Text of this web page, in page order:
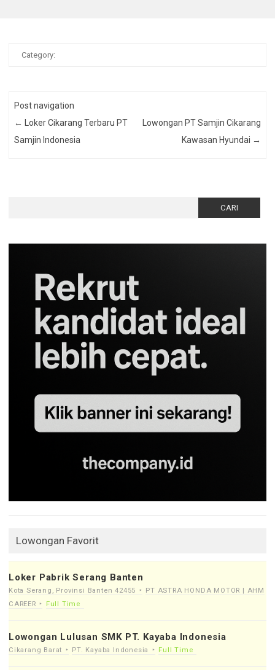
Category:
Post navigation
←
Loker Cikarang Terbaru PT
Samjin Indonesia
Lowongan PT Samjin Cikarang
Kawasan Hyundai →
Lowongan Favorit
Loker Pabrik Serang Banten
Kota Serang, Provinsi Banten 42455
PT ASTRA HONDA MOTOR | AHM
CAREER
Full Time
Lowongan Lulusan SMK PT. Kayaba Indonesia
Cikarang Barat PT. Kayaba Indonesia Full Time